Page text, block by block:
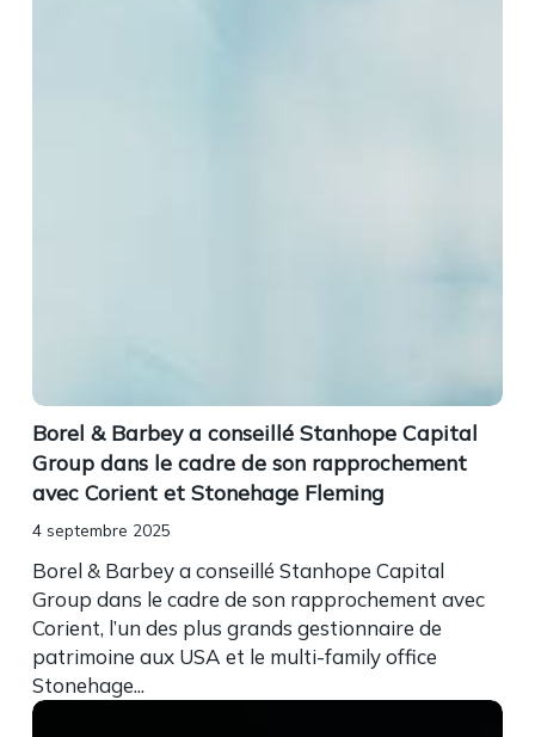
Borel & Barbey a conseillé Stanhope Capital
Group dans le cadre de son rapprochement
avec Corient et Stonehage Fleming
4 septembre 2025
Borel & Barbey a conseillé Stanhope Capital
Group dans le cadre de son rapprochement avec
Corient, l’un des plus grands gestionnaire de
patrimoine aux USA et le multi-family office
Stonehage...